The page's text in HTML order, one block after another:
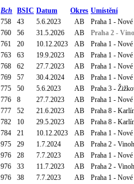
Bch BSIC Datum Okres Umístění
758 43 5.6.2023 AB
Praha 1 -
760 56 31.5.2026 AB
Praha 2 -
761 20 10.12.2023 AB
Praha 1 -
763 63 19.9.2023 AB
Praha 1 -
768 62 27.7.2023 AB
Praha 1 -
769 57 30.4.2024 AB
Praha 1 -
775 50 5.6.2023 AB
Praha 3 -
776 8 27.7.2023 AB
Praha 1 -
777 52 21.6.2023 AB
Praha 8 -
782 10 29.5.2023 AB
Praha 8 -
784 21 10.12.2023 AB
Praha 1 -
975 29 1.7.2024 AB
Praha 2 -
976 28 7.7.2023 AB
Praha 1 -
976 33 11.7.2023 AB
Praha 2 -
976 38 7.7.2023 AB
Praha 1 -